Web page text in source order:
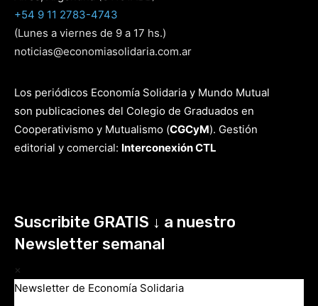
+54 9 11 2783-4743
(Lunes a viernes de 9 a 17 hs.)
noticias@economiasolidaria.com.ar
Los periódicos Economía Solidaria y Mundo Mutual
son publicaciones del Colegio de Graduados en
Cooperativismo y Mutualismo (CGCyM). Gestión
editorial y comercial: Interconexión CTL
Suscribite GRATIS ↓ a nuestro
Newsletter semanal
×
Newsletter de Economía Solidaria